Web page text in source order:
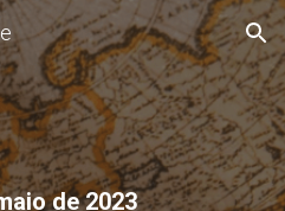
Skip to navigation
de 2023